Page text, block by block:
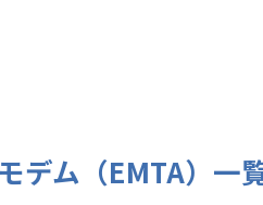
デム（EMTA）一